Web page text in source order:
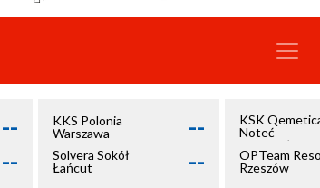
--
--
KKS Polonia
Warszawa
--
Solvera Sokół
Łańcut
--
KSK
Noteć
Inowrocław
OPTeam
Rzeszów